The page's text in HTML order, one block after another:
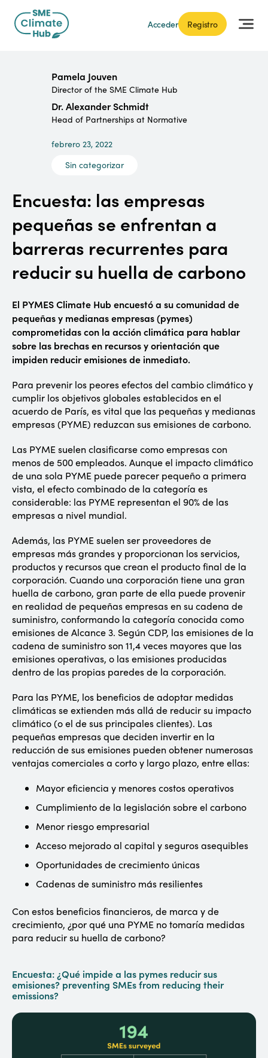
Acceder Registro
Pamela Jouven
Director of the SME Climate Hub
Dr. Alexander Schmidt
Head of Partnerships at Normative
febrero 23, 2022
Sin categorizar
Encuesta: las empresas
pequeñas se enfrentan a
barreras recurrentes para
reducir su huella de carbono
El PYMES Climate Hub encuestó a su comunidad de
pequeñas y medianas empresas (pymes)
comprometidas con la acción climática para hablar
sobre las brechas en recursos y orientación que
impiden reducir emisiones de inmediato.
Para prevenir los peores efectos del cambio climático y
cumplir los objetivos globales establecidos en el
acuerdo de París, es vital que las pequeñas y medianas
empresas (PYME) reduzcan sus emisiones de carbono.
Las PYME suelen clasificarse como empresas con
menos de 500 empleados. Aunque el impacto climático
de una sola PYME puede parecer pequeño a primera
vista, el efecto combinado de la categoría es
considerable: las PYME representan el 90% de las
empresas a nivel mundial.
Además, las PYME suelen ser proveedores de
empresas más grandes y proporcionan los servicios,
productos y recursos que crean el producto final de la
corporación. Cuando una corporación tiene una gran
huella de carbono, gran parte de ella puede provenir
en realidad de pequeñas empresas en su cadena de
suministro, conformando la categoría conocida como
emisiones de Alcance 3. Según CDP, las emisiones de la
cadena de suministro son 11,4 veces mayores que las
emisiones operativas, o las emisiones producidas
dentro de las propias paredes de la corporación.
Para las PYME, los beneficios de adoptar medidas
climáticas se extienden más allá de reducir su impacto
climático (o el de sus principales clientes). Las
pequeñas empresas que deciden invertir en la
reducción de sus emisiones pueden obtener numerosas
ventajas comerciales a corto y largo plazo, entre ellas:
Mayor eficiencia y menores costos operativos
Cumplimiento de la legislación sobre el carbono
Menor riesgo empresarial
Acceso mejorado al capital y seguros asequibles
Oportunidades de crecimiento únicas
Cadenas de suministro más resilientes
Con estos beneficios financieros, de marca y de
crecimiento, ¿por qué una PYME no tomaría medidas
para reducir su huella de carbono?
Encuesta: ¿Qué impide a las pymes reducir sus
emisiones? preventing SMEs from reducing their
emissions?